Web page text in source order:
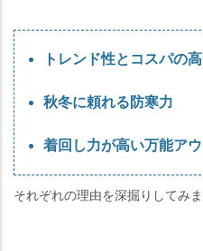
トレンド性とコスパの
秋冬に頼れる防寒力
着回し力が高い万能ア
それぞれの理由を深掘りしてみま